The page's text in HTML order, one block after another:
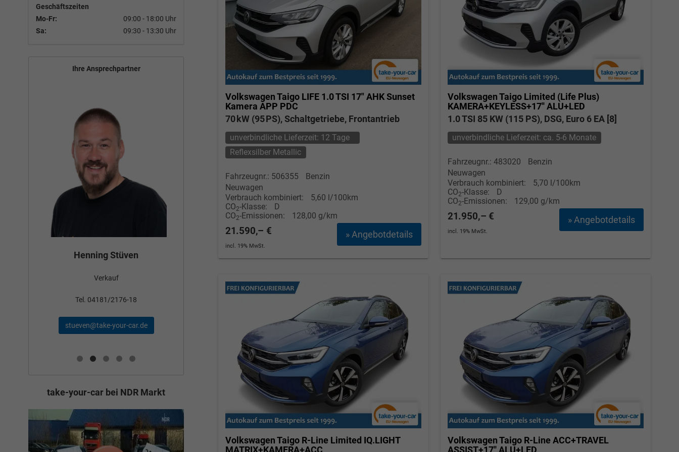
Volkswagen Taigo LIFE 1.0 TSI 17" AHK Sunset
Kamera APP PDC
70 kW (95 PS), Schaltgetriebe, Frontantrieb
unverbindliche Lieferzeit: 12 Tage
Reflexsilber Metallic
Fahrzeugnr.: 506355
Benzin
Neuwagen
Verbrauch kombiniert:
5,60 l/100km
CO2-Klasse:
D
CO2-Emissionen: 128,00 g/km
» Angebotdetails
21.590,– €
incl. 19% MwSt.
Volkswagen Taigo Limited (Life Plus)
KAMERA+KEYLESS+17'' ALU+LED
1.0 TSI 85 KW (115 PS), DSG, Euro 6 EA [8]
unverbindliche Lieferzeit: ca. 5-6 Monate
Fahrzeugnr.: 483020
Benzin
Neuwagen
Verbrauch kombiniert:
5,70 l/100km
CO2-Klasse:
D
CO2-Emissionen: 129,00 g/km
» Angebotdetails
21.950,– €
incl. 19% MwSt.
Volkswagen Taigo R-Line Limited IQ.LIGHT
MATRIX+KAMERA+ACC
Volkswagen Taigo R-Line ACC+TRAVEL
ASSIST+17'' ALU+LED
Geschäftszeiten
Mo-Fr:
09:00 - 18:00 Uhr
Sa:
09:30 - 13:30 Uhr
Ihre Ansprechpartner
Henning Stüven
Verkauf
Tel. 04181/2176-18
stueven@take-your-car.de schael@take-your-car.de
Tel. 04181/2176-21
wollschlaeger@take-your-car.de
Tel. 04181/2176-27
calakovic@take-your-car.de
take-your-car bei NDR Markt